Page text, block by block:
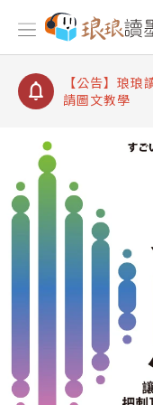
【公告】琅琅
【公告】琅琅
【公告】琅
查詢